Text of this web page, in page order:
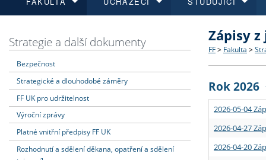
Dozvědět se více
Struktura
Strategie
Podpora
Podat přihlášku
Co
Učitelské
Dozvědět se více
Rigorózní
Dozvědět se více
O vědě a
Granty a
Dozvědět se více
Aktuální
Strategie a další dokumenty
Bezpečnost
Strategické a dlouhodobé záměry
FF UK pro udržitelnost
Výroční zprávy
Platné vnitřní předpisy FF UK
Rozhodnutí a sdělení děkana, opatření a sdělení
Zápisy
FF > Fakulta >
Rok 2026
2026-05-04
2026-04-27
2026-04-20